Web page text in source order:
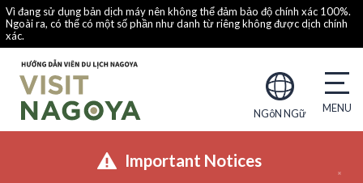
Vì đang sử dụng bản dịch máy nên không thể đảm bảo độ chính xác 100%.
Ngoài ra, có thể có một số phần như danh từ riêng không được dịch chính
xác.
NGôN NGữ
Important Notices